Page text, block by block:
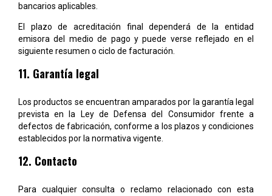
bancarios aplicables.
El plazo de acreditación final dependerá de la entidad
emisora del medio de pago y puede verse reflejado en el
siguiente resumen o ciclo de facturación.
11. Garantía legal
Los productos se encuentran amparados por la garantía legal
prevista en la Ley de Defensa del Consumidor frente a
defectos de fabricación, conforme a los plazos y condiciones
establecidos por la normativa vigente.
12. Contacto
Para cualquier consulta o reclamo relacionado con esta